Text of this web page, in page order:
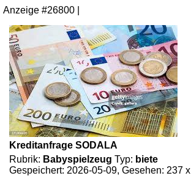
Anzeige #26800 |
Kreditanfrage SODALA
Rubrik: Babyspielzeug Typ: biete
Gespeichert: 2026-05-09, Gesehen: 237 x